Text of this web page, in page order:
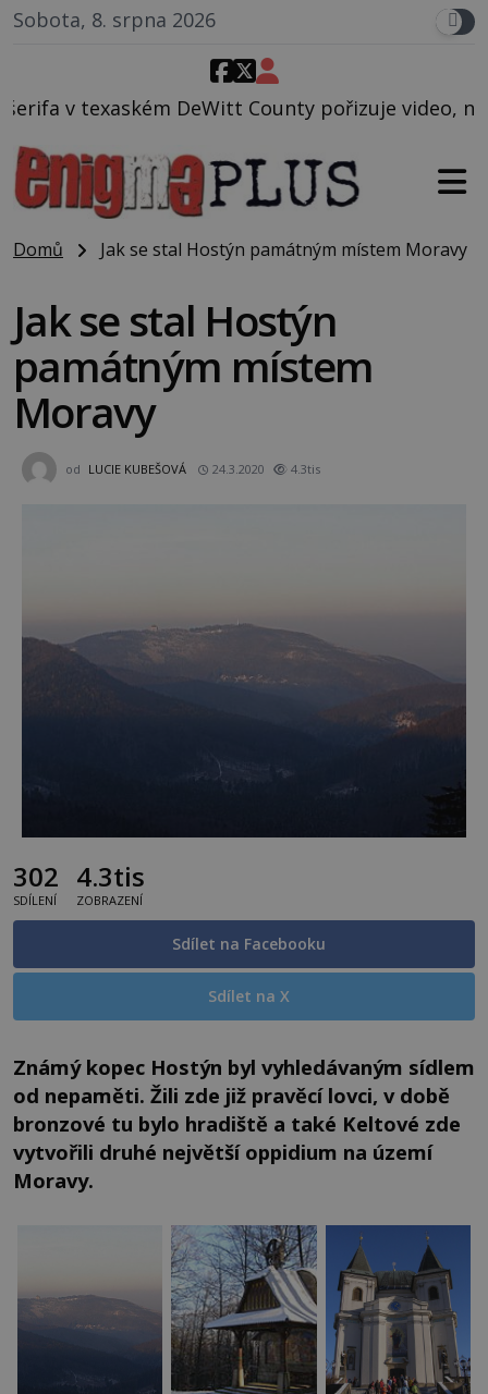
Sobota, 8. srpna 2026
County pořizuje video, na kterém před jeho
Domů Jak se stal Hostýn památným místem Moravy
Jak se stal Hostýn
památným místem
Moravy
od LUCIE KUBEŠOVÁ 24.3.2020 4.3tis
302
SDÍLENÍ
4.3tis
ZOBRAZENÍ
Sdílet na Facebooku
Sdílet na X
Známý kopec Hostýn byl vyhledávaným sídlem
od nepaměti. Žili zde již pravěcí lovci, v době
bronzové tu bylo hradiště a také Keltové zde
vytvořili druhé největší oppidium na území
Moravy.